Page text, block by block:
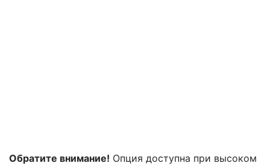
Обратите внимание! Опция доступна при высоком